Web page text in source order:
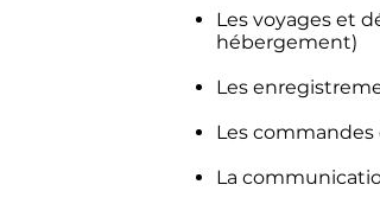
Les voyages et
hébergement)
Les
Les commandes
La